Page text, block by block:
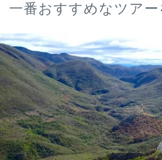
一番おすすめなツアー